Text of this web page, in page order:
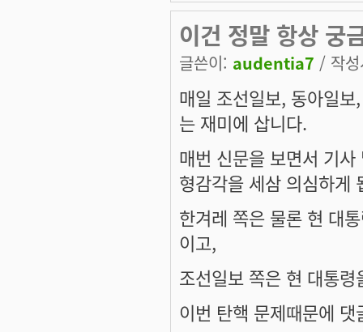
이건 정말 항상 궁
글쓴이: audentia7 / 작
매일 조선일보, 동아일
는 재미에 삽니다.
매번 신문을 보면서 기
형감각을 세삼 의심하게
한겨레 쪽은 물론 현 대
이고,
조선일보 쪽은 현 대통
이번 탄핵 문제때문에